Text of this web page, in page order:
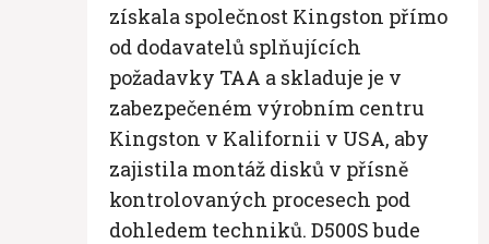
získala společnost Kingston přímo
od dodavatelů splňujících
požadavky TAA a skladuje je v
zabezpečeném výrobním centru
Kingston v Kalifornii v USA, aby
zajistila montáž disků v přísně
kontrolovaných procesech pod
dohledem techniků. D500S bude